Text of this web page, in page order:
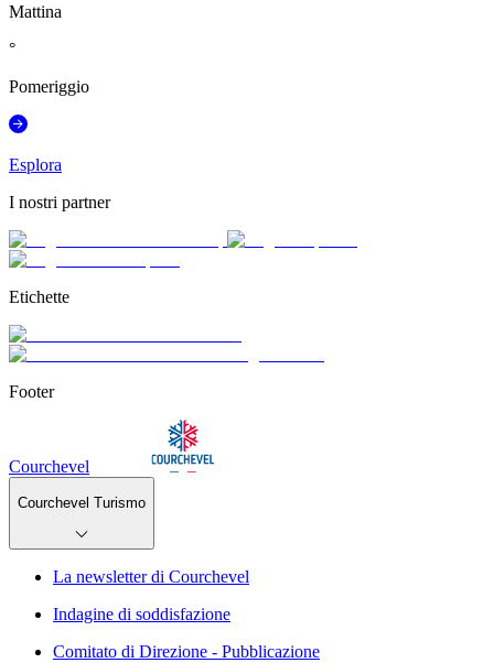
Mattina
°
Pomeriggio
Esplora
I nostri partner
Etichette
Footer
Courchevel
Courchevel Turismo
La newsletter di Courchevel
Indagine di soddisfazione
Comitato di Direzione - Pubblicazione